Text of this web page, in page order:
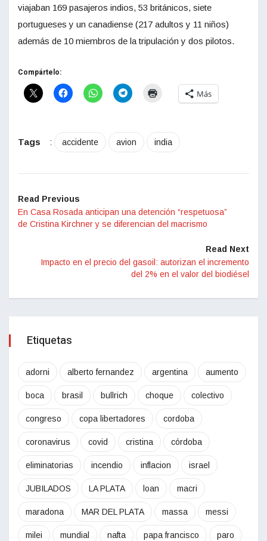
viajaban 169 pasajeros indios, 53 británicos, siete
portugueses y un canadiense (217 adultos y 11 niños)
además de 10 miembros de la tripulación y dos pilotos.
Compártelo:
Más
Tags : accidente avion india
Read Previous
En Casa Rosada anticipan una detención “respetuosa”
de Cristina Kirchner y se diferencian del macrismo
Read Next
Impacto en el precio del gasoil: autorizan el incremento
del 2% en el valor del biodiésel
Etiquetas
adorni alberto fernandez argentina aumento
boca brasil bullrich choque colectivo
congreso copa libertadores cordoba
coronavirus covid cristina córdoba
eliminatorias incendio inflacion israel
JUBILADOS LA PLATA loan macri
maradona MAR DEL PLATA massa messi
milei mundial nafta papa francisco paro